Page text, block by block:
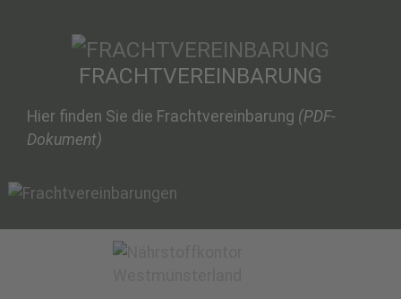
FRACHTVEREINBARUNG
Hier finden Sie die Frachtvereinbarung (PDF-
Dokument)